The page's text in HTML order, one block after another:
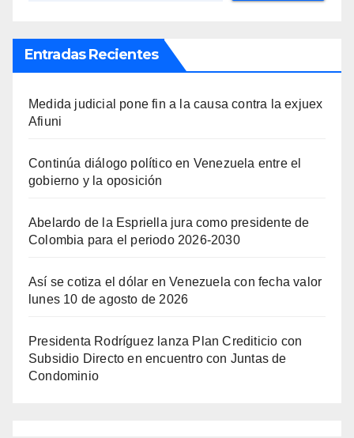
Entradas Recientes
Medida judicial pone fin a la causa contra la exjuex
Afiuni
Continúa diálogo político en Venezuela entre el
gobierno y la oposición
Abelardo de la Espriella jura como presidente de
Colombia para el periodo 2026-2030
Así se cotiza el dólar en Venezuela con fecha valor
lunes 10 de agosto de 2026
Presidenta Rodríguez lanza Plan Crediticio con
Subsidio Directo en encuentro con Juntas de
Condominio